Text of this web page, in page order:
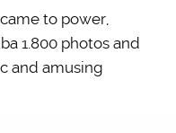
to power,
1.800 photos and
and amusing